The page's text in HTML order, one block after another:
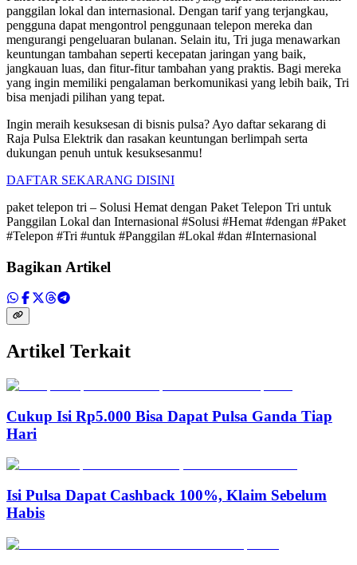
panggilan lokal dan internasional. Dengan tarif yang terjangkau,
pengguna dapat mengontrol penggunaan telepon mereka dan
mengurangi pengeluaran bulanan. Selain itu, Tri juga menawarkan
keuntungan tambahan seperti kecepatan jaringan yang baik,
jangkauan luas, dan fitur-fitur tambahan yang praktis. Bagi mereka
yang ingin memiliki pengalaman berkomunikasi yang lebih baik, Tri
bisa menjadi pilihan yang tepat.
Ingin meraih kesuksesan di bisnis pulsa? Ayo daftar sekarang di
Raja Pulsa Elektrik dan rasakan keuntungan berlimpah serta
dukungan penuh untuk kesuksesanmu!
DAFTAR SEKARANG DISINI
paket telepon tri – Solusi Hemat dengan Paket Telepon Tri untuk
Panggilan Lokal dan Internasional #Solusi #Hemat #dengan #Paket
#Telepon #Tri #untuk #Panggilan #Lokal #dan #Internasional
Bagikan Artikel
Artikel Terkait
Cukup Isi Rp5.000 Bisa Dapat Pulsa Ganda Tiap
Hari
Isi Pulsa Dapat Cashback 100%, Klaim Sebelum
Habis